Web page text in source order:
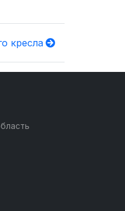
кресла